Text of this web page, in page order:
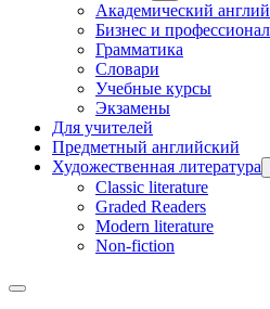
Академический
Бизнес и
Грамматика
Словари
Учебные курсы
Экзамены
Для учителей
Предметный английский
Художественная литература
Classic literature
Graded Readers
Modern literature
Non-fiction